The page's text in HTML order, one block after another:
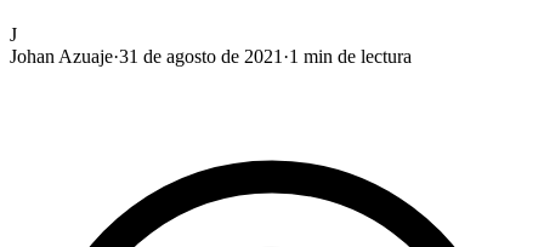
J
Johan Azuaje·31 de agosto de 2021 ·1 min de lectura